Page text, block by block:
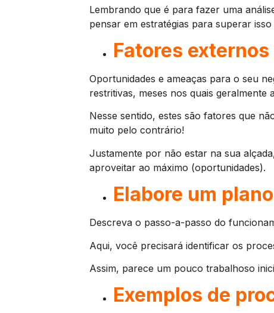
Lembrando que é para fazer uma
pensar em estratégias para superar
Fatores externos
Oportunidades e ameaças para o seu
restritivas, meses nos quais geralmente
Nesse sentido, estes são fatores que
muito pelo contrário!
Justamente por não estar na sua
aproveitar ao máximo (oportunidades).
Elabore um
Descreva o passo-a-passo do
Aqui, você precisará identificar os
Assim, parece um pouco trabalhoso
Exemplos de